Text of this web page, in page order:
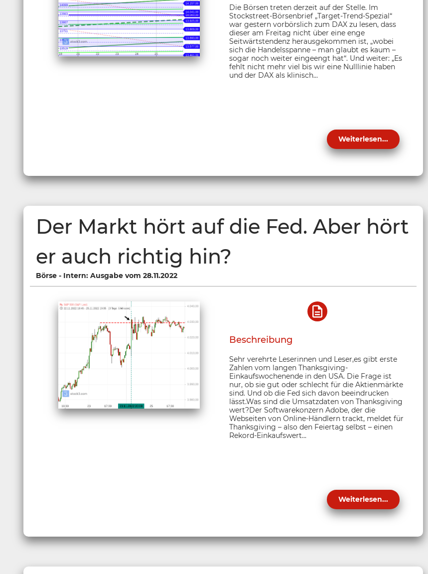
Die Börsen treten derzeit auf der Stelle. Im
Stockstreet-Börsenbrief „Target-Trend-Spezial“
war gestern vorbörslich zum DAX zu lesen, dass
dieser am Freitag nicht über eine enge
Seitwärtstendenz herausgekommen ist, „wobei
sich die Handelsspanne – man glaubt es kaum –
sogar noch weiter eingeengt hat“. Und weiter: „Es
fehlt nicht mehr viel bis wir eine Nulllinie haben
und der DAX als klinisch...
Weiterlesen...
Der Markt hört auf die Fed. Aber hört
er auch richtig hin?
Börse - Intern: Ausgabe vom 28.11.2022
Beschreibung
Sehr verehrte Leserinnen und Leser,es gibt erste
Zahlen vom langen Thanksgiving-
Einkaufswochenende in den USA. Die Frage ist
nur, ob sie gut oder schlecht für die Aktienmärkte
sind. Und ob die Fed sich davon beeindrucken
lässt.Was sind die Umsatzdaten von Thanksgiving
wert?Der Softwarekonzern Adobe, der die
Webseiten von Online-Händlern trackt, meldet für
Thanksgiving – also den Feiertag selbst – einen
Rekord-Einkaufswert...
Weiterlesen...